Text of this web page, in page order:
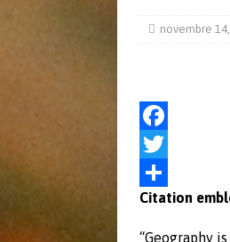
novembre
F
a
c
e
T
w
i
P
a
Citation
“Geography